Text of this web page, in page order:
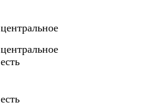
центральное
центральное
есть
есть